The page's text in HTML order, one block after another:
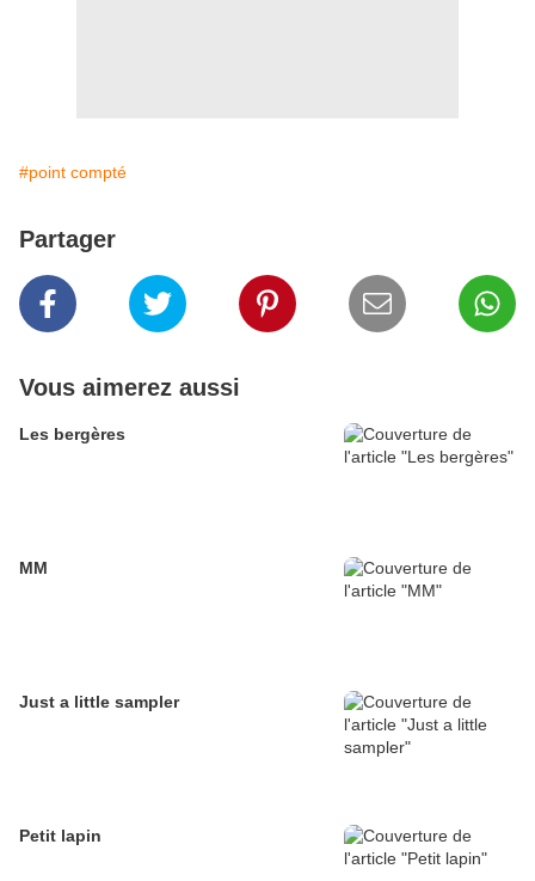
#point compté
Partager
Vous aimerez aussi
Les bergères
MM
Just a little sampler
Petit lapin